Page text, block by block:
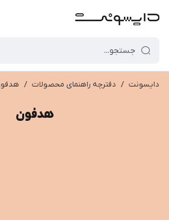
دایسونت / دفترچه راهنمای محصولات /
هدفون